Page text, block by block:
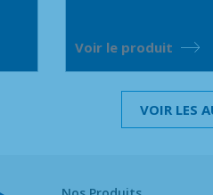
Voir le produit
VOIR LES